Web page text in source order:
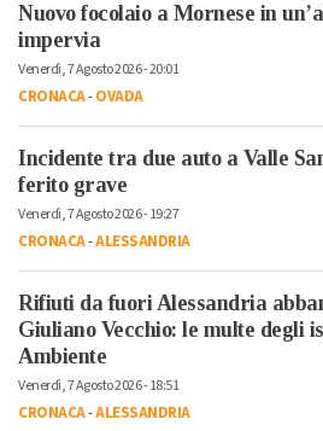
Nuovo focolaio a Mornese in
impervia
Venerdì, 7 Agosto 2026 - 20:01
CRONACA-OVADA
Incidente tra due auto a Valle
ferito grave
Venerdì, 7 Agosto 2026 - 19:27
CRONACA-ALESSANDRIA
Rifiuti da fuori Alessandria
Giuliano Vecchio: le multe degli
Ambiente
Venerdì, 7 Agosto 2026 - 18:51
CRONACA-ALESSANDRIA